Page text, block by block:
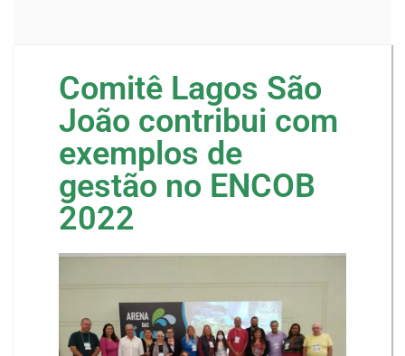
Comitê Lagos São
João contribui com
exemplos de
gestão no ENCOB
2022